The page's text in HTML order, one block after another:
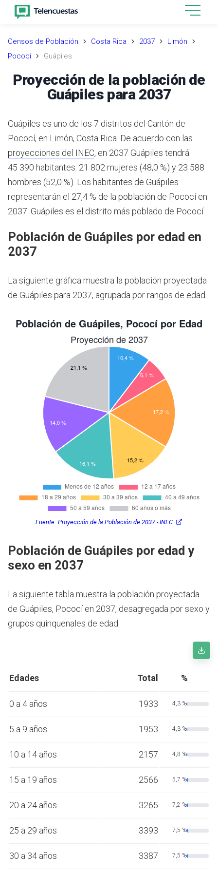
Censos de Población Costa Rica 2037
Limón
Pococí
Guápiles
Proyección de la población de
Guápiles para 2037
Guápiles es uno de los 7 distritos del Cantón de
Pococí, en Limón, Costa Rica. De acuerdo con las
proyecciones del INEC, en 2037 Guápiles tendrá
45 390 habitantes: 21 802 mujeres (48,0 %) y 23 588
hombres (52,0 %). Los habitantes de Guápiles
representarán el 27,4 % de la población de Pococí en
2037. Guápiles es el distrito más poblado de Pococí.
Población de Guápiles por edad en
2037
La siguiente gráfica muestra la población proyectada
de Guápiles para 2037, agrupada por rangos de edad.
Fuente: Proyección de la Población de 2037 - INEC
Población de Guápiles por edad y
sexo en 2037
La siguiente tabla muestra la población proyectada
de Guápiles, Pococí en 2037, desagregada por sexo y
grupos quinquenales de edad.
Edades Total %
0 a 4 años 1933 4,3 %
5 a 9 años 1953 4,3 %
10 a 14 años 2157 4,8 %
15 a 19 años 2566 5,7 %
20 a 24 años 3265 7,2 %
25 a 29 años 3393 7,5 %
30 a 34 años 3387 7,5 %